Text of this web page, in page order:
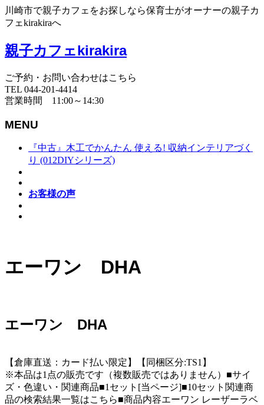
川崎市で親子カフェをお探しなら保育士がオーナーの親子カ
フェkirakiraへ
親子カフェkirakira
ご予約・お問い合わせはこちら
TEL 044-201-4414
営業時間 11:00～14:30
MENU
『中古』木工でかんたん 使える! 収納インテリアづく
り (012DIYシリーズ)
お客様の声
エーワン DHA
エーワン DHA
【倉庫直送：カード払い限定】【同梱区分:TS1】
※本品は1点の販売です（複数販売ではありません）■サイ
ズ・色違い・関連商品■1セット[当ページ]■10セット関連商
品の検索結果一覧はこちら■商品内容エーワン レーザーラベ